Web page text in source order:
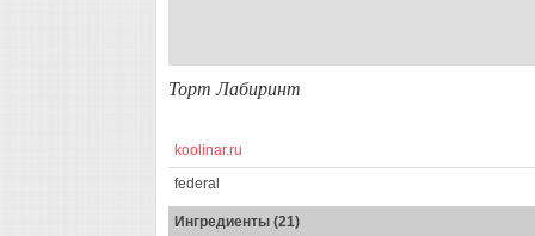
Торт Лабиринт
koolinar.ru
federal
Ингредиенты (21)